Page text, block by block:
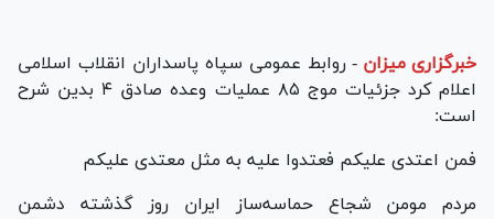
خبرگزاری میزان - روابط عمومی سپاه پاسداران انقلاب اسلامی
اعلام کرد جزئیات موج ۸۵ عملیات وعده صادق ۴ بدین شرح
است:
فمن اعتدی علیکم فعتدوا علیه به مثل معتدی علیکم
مردم مومن شجاع حماسه‌ساز ایران روز گذشته دشمن